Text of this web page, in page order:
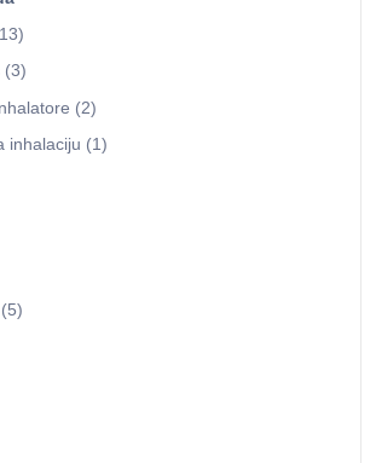
(3)
(2)
inhalaciju (1)